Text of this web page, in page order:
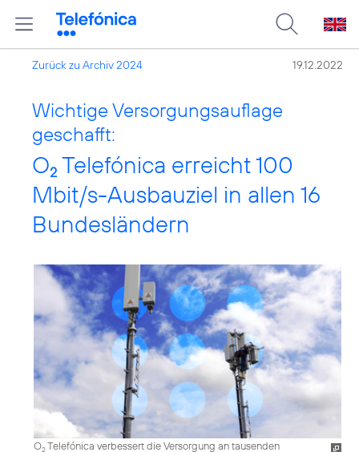
Zurück zu Archiv 2024 19.12.2022
Wichtige Versorgungsauflage
geschafft:
O2 Telefónica erreicht 100
Mbit/s-Ausbauziel in allen 16
Bundesländern
O2Telefónica verbessert die Versorgung an tausenden